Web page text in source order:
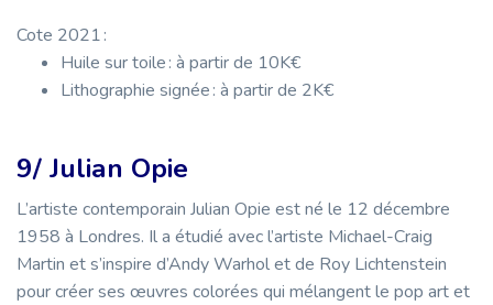
Cote 2021 :
Huile sur toile : à partir de 10K€
Lithographie signée : à partir de 2K€
9/ Julian Opie
L’artiste contemporain Julian Opie est né le 12 décembre
1958 à Londres. Il a étudié avec l’artiste Michael-Craig
Martin et s’inspire d’Andy Warhol et de Roy Lichtenstein
pour créer ses œuvres colorées qui mélangent le pop art et